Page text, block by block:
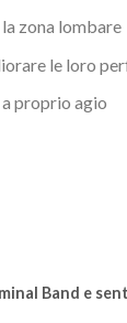
zona lombare
le loro
proprio agio
Band e